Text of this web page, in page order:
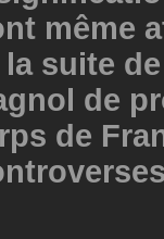
même
la suite
de
de